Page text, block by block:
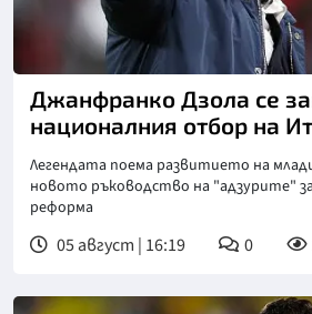
Снимка: goggle
Джанфранко Дзола се
националния отбор на
Легендата поема развитието на
новото ръководство на "адзурите"
реформа
05 август | 16:19 0